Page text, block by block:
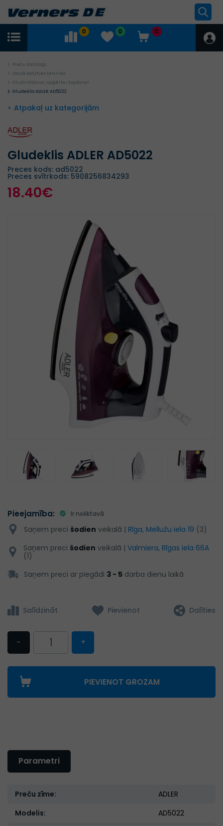
0 0 0
Preču katalogs
Mazā sadzīves tehnika
Gludināšanai, apģērbu kopšanai
Gludeklis ADLER AD5022
< Atpakaļ uz kategorijām
Gludeklis ADLER AD5022
Preces kods: ad5022
Preces svītrkods: 5908256834293
18.40€
Pieejamība: Ir noliktavā
Saņem preci šodien veikalā | Rīga, Mellužu iela 19 (3)
Saņem preci šodien veikalā |Valmiera, Rīgas iela 66A
(1)
Saņem preci ar piegādi 3 - 5 darba dienu laikā
Salīdzināt Pievienot Dalīties
− +
PIEVIENOT GROZAM
Parametri
Preču zīme:
ADLER
Modelis:
AD5022